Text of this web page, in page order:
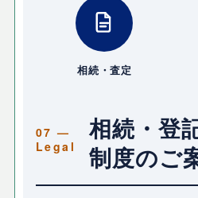
相続・査定
相続・登
制度のご